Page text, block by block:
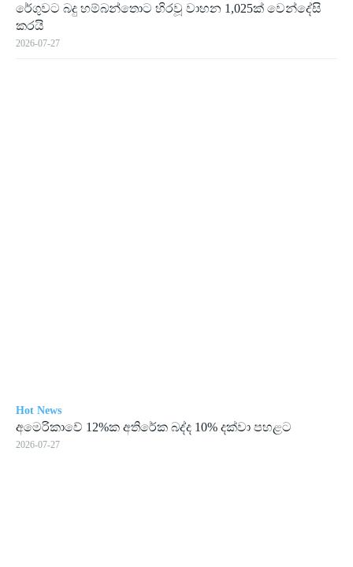
රේගු­වට බදු හම්බ­න්තොට හිරවූ වාහන 1,025ක් වෙන්දේසි
කරයි
2026-07-27
Hot News
අමෙ­රි­කාවේ 12%ක අති­රේක බද්ද 10% දක්වා පහ­ළට
2026-07-27